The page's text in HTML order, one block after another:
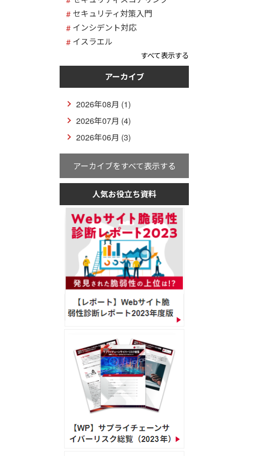
セキュリティ対策入門
インシデント対応
イスラエル
すべて表示する
アーカイブ
2026年08月 (1)
2026年07月 (4)
2026年06月 (3)
アーカイブをすべて表示する
人気お役立ち資料